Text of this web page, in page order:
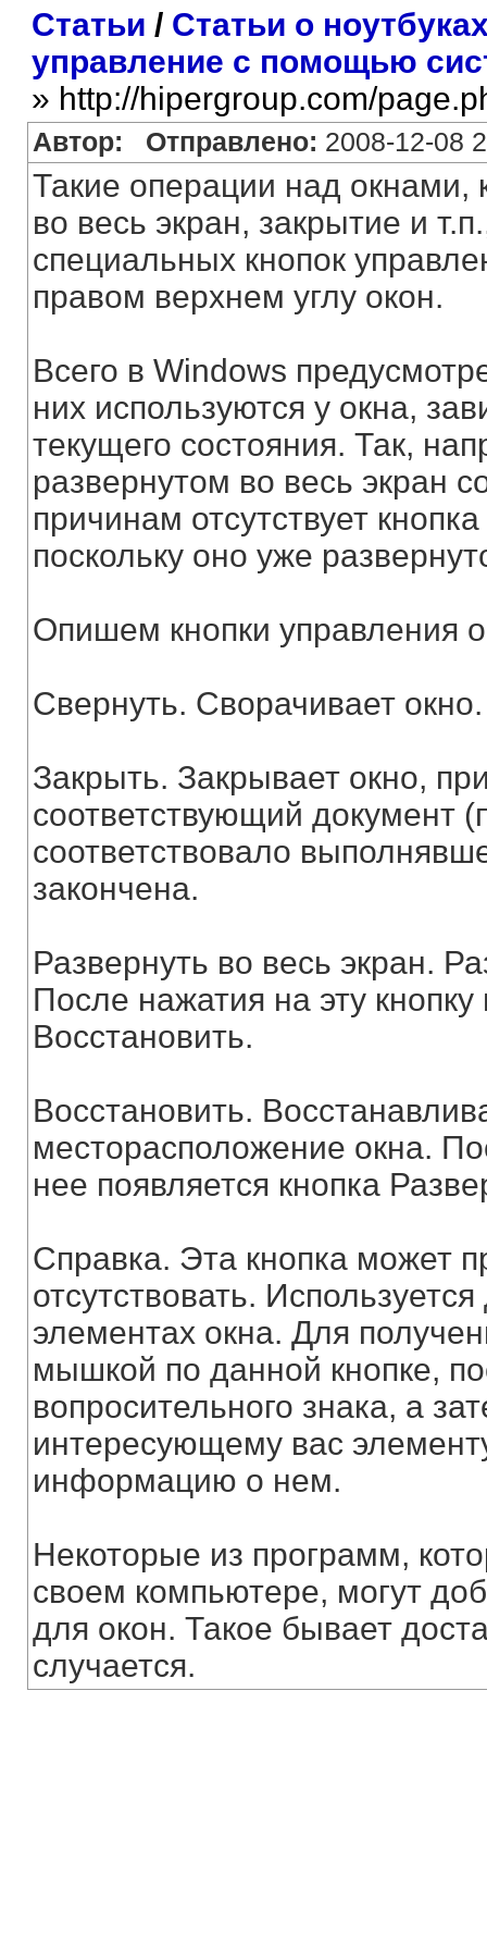
Статьи / Статьи о
управление с помощью
» http://hipergroup.com/
Автор: Отправлено: 2008-12-08
Такие операции над окнами,
во весь экран, закрытие и
специальных кнопок
правом верхнем углу окон.
Всего в Windows
них используются у окна,
текущего состояния. Так,
развернутом во весь экран
причинам отсутствует
поскольку оно уже
Опишем кнопки управления
Свернуть. Сворачивает окно.
Закрыть. Закрывает окно,
соответствующий документ
соответствовало
закончена.
Развернуть во весь экран.
После нажатия на эту
Восстановить.
Восстановить.
месторасположение окна.
нее появляется кнопка
Справка. Эта кнопка может
отсутствовать.
элементах окна. Для
мышкой по данной кнопке,
вопросительного знака, а
интересующему вас
информацию о нем.
Некоторые из программ,
своем компьютере, могут
для окон. Такое бывает
случается.